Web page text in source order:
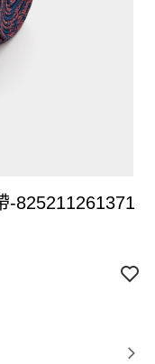
-825211261371